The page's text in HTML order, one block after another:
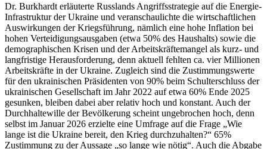
Dr. Burkhardt erläuterte Russlands Angriffsstrategie auf die Energie-
Infrastruktur der Ukraine und veranschaulichte die wirtschaftlichen
Auswirkungen der Kriegsführung, nämlich eine hohe Inflation bei
hohen Verteidigungsausgaben (etwa 50% des Haushalts) sowie die
demographischen Krisen und der Arbeitskräftemangel als kurz- und
langfristige Herausforderung, denn aktuell fehlten ca. vier Millionen
Arbeitskräfte in der Ukraine. Zugleich sind die Zustimmungswerte
für den ukrainischen Präsidenten von 90% beim Schulterschluss der
ukrainischen Gesellschaft im Jahr 2022 auf etwa 60% Ende 2025
gesunken, bleiben dabei aber relativ hoch und konstant. Auch der
Durchhaltewille der Bevölkerung scheint ungebrochen hoch, denn
selbst im Januar 2026 erzielte eine Umfrage auf die Frage „Wie
lange ist die Ukraine bereit, den Krieg durchzuhalten?“ 65%
Zustimmung zu der Aussage „so lange wie nötig“. Auch die Abgabe